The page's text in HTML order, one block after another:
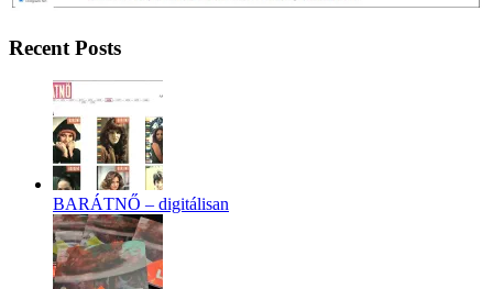
Recent Posts
BARÁTNŐ – digitálisan